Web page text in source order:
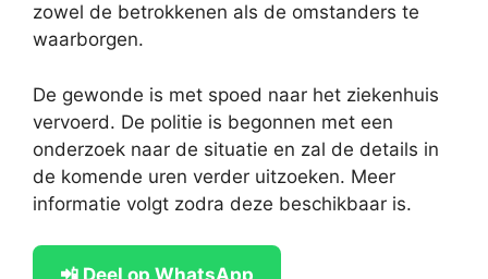
zowel de betrokkenen als de omstanders te
waarborgen.
De gewonde is met spoed naar het ziekenhuis
vervoerd. De politie is begonnen met een
onderzoek naar de situatie en zal de details in
de komende uren verder uitzoeken. Meer
informatie volgt zodra deze beschikbaar is.
📲 Deel op WhatsApp